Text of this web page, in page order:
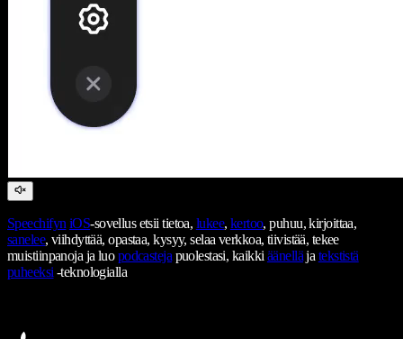
Speechifyn iOS-sovellus etsii tietoa, lukee, kertoo, puhuu, kirjoittaa,
sanelee, viihdyttää, opastaa, kysyy, selaa verkkoa, tiivistää, tekee
muistiinpanoja ja luopodcastejapuolestasi, kaikkiäänelläjatekstistä
puheeksi-teknologialla